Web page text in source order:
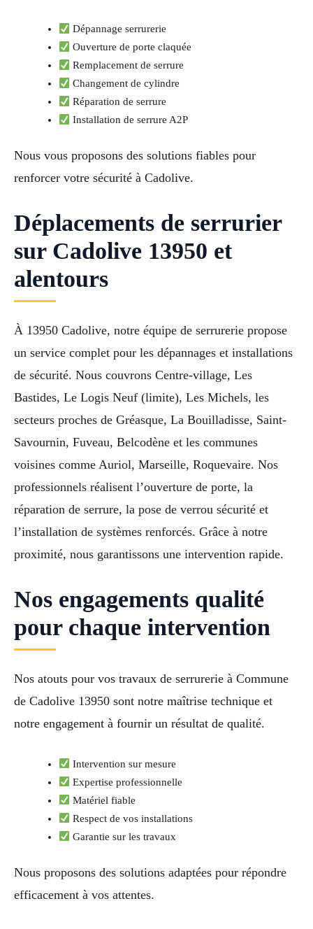
Dépannage serrurerie
Ouverture de porte claquée
Remplacement de serrure
Changement de cylindre
Réparation de serrure
Installation de serrure A2P
Nous vous proposons des solutions fiables pour
renforcer votre sécurité à Cadolive.
Déplacements de serrurier
sur Cadolive 13950 et
alentours
À 13950 Cadolive, notre équipe de serrurerie propose
un service complet pour les dépannages et installations
de sécurité. Nous couvrons Centre-village, Les
Bastides, Le Logis Neuf (limite), Les Michels, les
secteurs proches de Gréasque, La Bouilladisse, Saint-
Savournin, Fuveau, Belcodène et les communes
voisines comme Auriol, Marseille, Roquevaire. Nos
professionnels réalisent l’ouverture de porte, la
réparation de serrure, la pose de verrou sécurité et
l’installation de systèmes renforcés. Grâce à notre
proximité, nous garantissons une intervention rapide.
Nos engagements qualité
pour chaque intervention
Nos atouts pour vos travaux de serrurerie à Commune
de Cadolive 13950 sont notre maîtrise technique et
notre engagement à fournir un résultat de qualité.
Intervention sur mesure
Expertise professionnelle
Matériel fiable
Respect de vos installations
Garantie sur les travaux
Nous proposons des solutions adaptées pour répondre
efficacement à vos attentes.